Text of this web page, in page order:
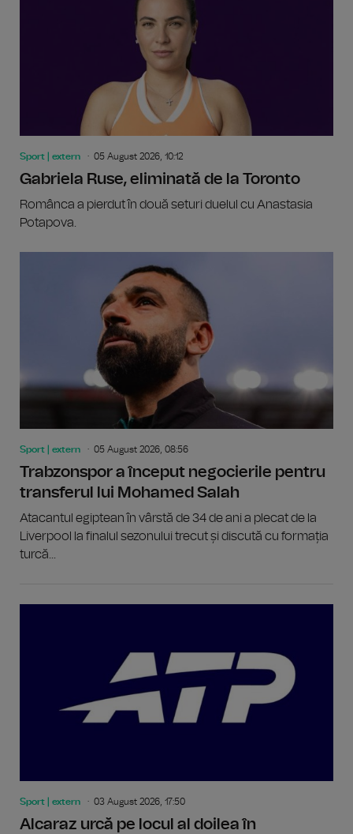
Sport | extern 05 August 2026, 10:12
Gabriela Ruse, eliminată de la Toronto
Românca a pierdut în două seturi duelul cu Anastasia
Potapova.
Sport | extern 05 August 2026, 08:56
Trabzonspor a început negocierile pentru
transferul lui Mohamed Salah
Atacantul egiptean în vârstă de 34 de ani a plecat de la
Liverpool la finalul sezonului trecut și discută cu formația
turcă...
Sport | extern 03 August 2026, 17:50
Alcaraz urcă pe locul al doilea în